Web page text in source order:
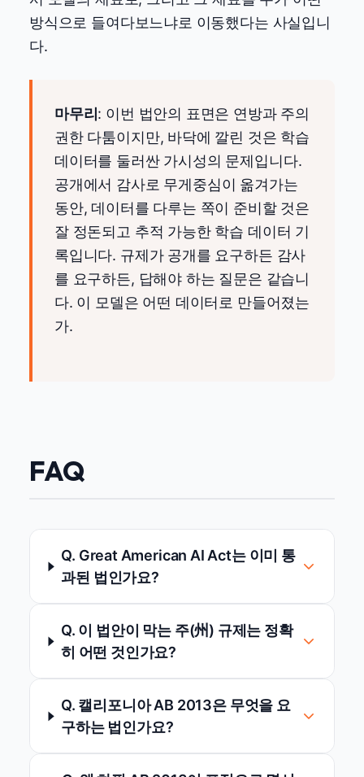
방식으로 들여다보느냐로 이동했다는 사실입니
다.
마무리 : 이번 법안의 표면은 연방과 주의
권한 다툼이지만, 바닥에 깔린 것은 학습
데이터를 둘러싼 가시성의 문제입니다.
공개에서 감사로 무게중심이 옮겨가는
동안, 데이터를 다루는 쪽이 준비할 것은
잘 정돈되고 추적 가능한 학습 데이터 기
록입니다. 규제가 공개를 요구하든 감사
를 요구하든, 답해야 하는 질문은 같습니
다. 이 모델은 어떤 데이터로 만들어졌는
가.
FAQ
Q. Great American AI Act는 이미 통
과된 법인가요?
Q. 이 법안이 막는 주(州) 규제는 정확
히 어떤 것인가요?
Q. 캘리포니아 AB 2013은 무엇을 요
구하는 법인가요?